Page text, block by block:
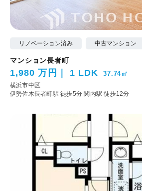
リノベーション済み 中古マンション
マンション長者町
1,980 万円 1 LDK 37.74㎡
横浜市中区
伊勢佐木長者町駅 徒歩5分 関内駅 徒歩12分